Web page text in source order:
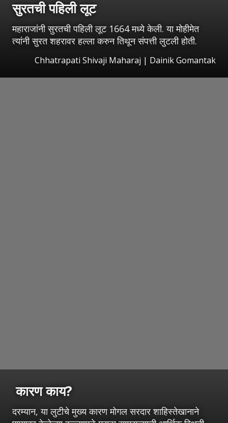
सुरतची पहिली लूट
महाराजांनी सुरतची पहिली लूट 1664 मध्ये केली. या मोहीमेत
त्यांनी सुरत शहरावर हल्ला करुन तिथून संपत्ती लुटली होती.
Chhatrapati Shivaji Maharaj | Dainik Gomantak
कारण काय?
दरम्यान, या लुटीचे मुख्य कारण मोगल सरदार शाहिस्तेखानाने